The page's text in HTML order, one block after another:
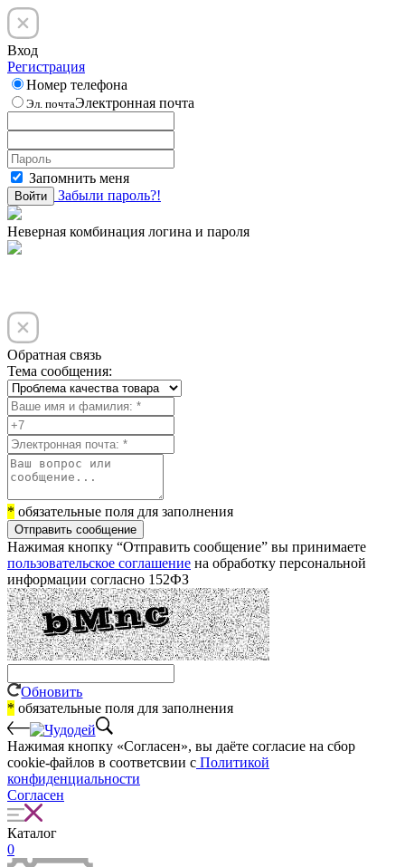
Вход
Регистрация
Номер телефона
Эл. почтаЭлектронная почта
Запомнить меня
Войти Забыли пароль?!
Неверная комбинация логина и пароля
Обратная связь
Тема сообщения:
* обязательные поля для заполнения
Отправить сообщение
Нажимая кнопку “Отправить сообщение” вы принимаете
пользовательское соглашение на обработку персональной
информации согласно 152ФЗ
Обновить
* обязательные поля для заполнения
Нажимая кнопку «Согласен», вы даёте cогласие на сбор
cookie-файлов в соответсвии с Политикой
конфиденциальности
Согласен
Каталог
0